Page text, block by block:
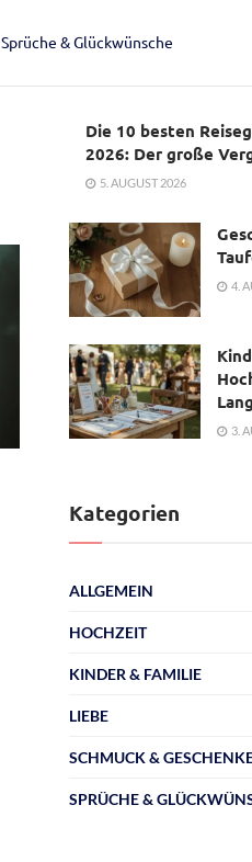
Sprüche & Glückwünsche
Die 10 besten
2026: Der große
5. AUGUST 2026
4.
3.
Kategorien
ALLGEMEIN
HOCHZEIT
KINDER & FAMILIE
LIEBE
SCHMUCK &
SPRÜCHE &